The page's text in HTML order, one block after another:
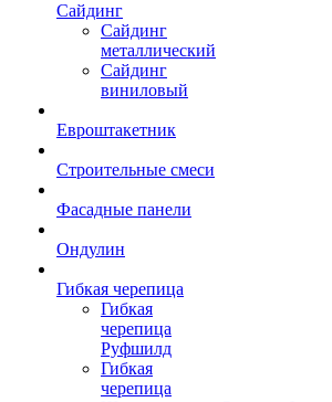
Сайдинг
Сайдинг
металлический
Сайдинг
виниловый
Евроштакетник
Строительные смеси
Фасадные панели
Ондулин
Гибкая черепица
Гибкая
черепица
Руфшилд
Гибкая
черепица